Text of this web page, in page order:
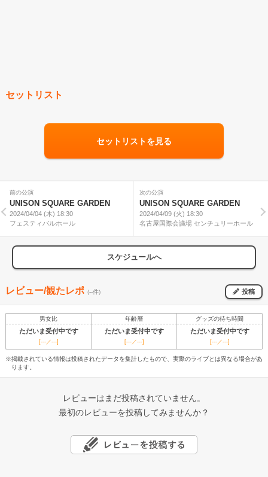
セットリスト
セットリストを見る
前の公演
UNISON SQUARE GARDEN
2024/04/04 (木) 18:30
フェスティバルホール
次の公演
UNISON SQUARE GARDEN
2024/04/09 (火) 18:30
名古屋国際会議場 センチュリーホール
スケジュールへ
レビュー/観たレポ (--件) 投稿
男女比 年齢層 グッズの待ち時間
ただいま受付中です ただいま受付中です ただいま受付中です
[---／---] [---／---] [---／---]
※掲載されている情報は投稿されたデータを集計したもので、実際のライブとは異なる場合があ
ります。
レビューはまだ投稿されていません。
最初のレビューを投稿してみませんか？